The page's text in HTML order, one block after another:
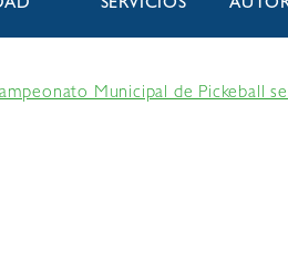
SERVICIOS
Municipal de Pickeball